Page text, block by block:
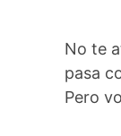
No te
pasa
Pero